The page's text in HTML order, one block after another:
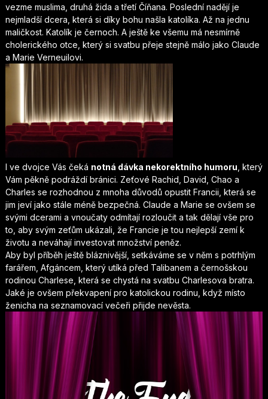
vezme muslima, druhá žida a třetí Číňana. Poslední nadějí je
nejmladší dcera, která si díky bohu našla katolíka. Až na jednu
maličkost. Katolík je černoch. A ještě ke všemu má nesmírně
cholerického otce, který si svatbu přeje stejně málo jako Claude
a Marie Verneuilovi.
I ve dvojce Vás čeká notná dávka nekorektního humoru , který
Vám pěkně podráždí bránici. Zeťové Rachid, David, Chao a
Charles se rozhodnou z mnoha důvodů opustit Francii, která se
jim jeví jako stále méně bezpečná. Claude a Marie se ovšem se
svými dcerami a vnoučaty odmítají rozloučit a tak dělají vše pro
to, aby svým zeťům ukázali, že Francie je tou nejlepší zemí k
životu a neváhají investovat množství peněz.
Aby byl příběh ještě bláznivější, setkáváme se v něm s potrhlým
farářem, Afgáncem, který utíká před Talibanem a černošskou
rodinou Charlese, která se chystá na svatbu Charlesova bratra.
Jaké je ovšem překvapení pro katolickou rodinu, když místo
ženicha na seznamovací večeři přijde nevěsta.